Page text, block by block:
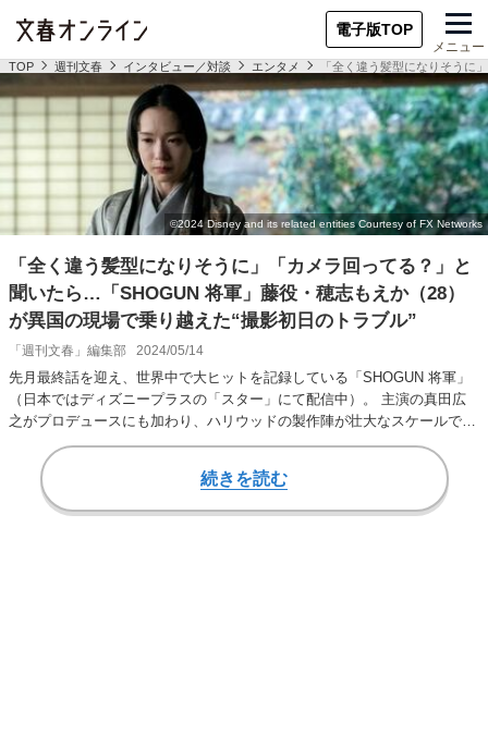
電子版TOP
メニュー
TOP 週刊文春 インタビュー／対談 エンタメ 「全く違う髪型になりそうに
「全く違う髪型になりそうに」「カメラ回ってる？」と
聞いたら…「SHOGUN 将軍」藤役・穂志もえか（28）
が異国の現場で乗り越えた“撮影初日のトラブル”
「週刊文春」編集部 2024/05/14
先月最終話を迎え、世界中で大ヒットを記録している「SHOGUN 将軍」
（日本ではディズニープラスの「スター」にて配信中）。 主演の真田広
之がプロデュースにも加わり、ハリウッドの製作陣が壮大なスケールで描
いた本ドラマ…
続きを読む